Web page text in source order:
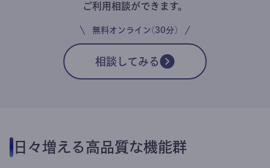
ご利用相談ができます。
無料オンライン(30分)
相談してみる
日々増える高品質な機能群